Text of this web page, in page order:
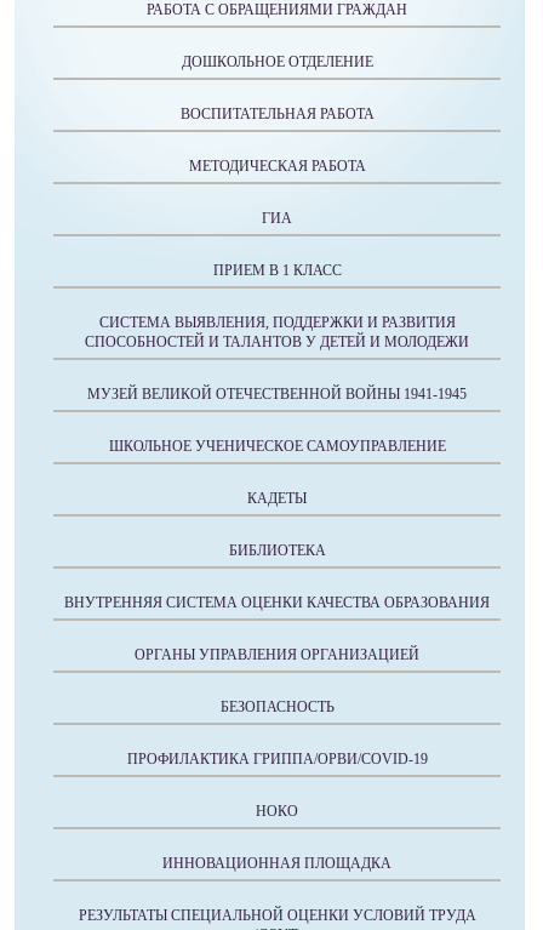
РАБОТА С ОБРАЩЕНИЯМИ ГРАЖДАН
ДОШКОЛЬНОЕ ОТДЕЛЕНИЕ
ВОСПИТАТЕЛЬНАЯ РАБОТА
МЕТОДИЧЕСКАЯ РАБОТА
ГИА
ПРИЕМ В 1 КЛАСС
СИСТЕМА ВЫЯВЛЕНИЯ, ПОДДЕРЖКИ И РАЗВИТИЯ
СПОСОБНОСТЕЙ И ТАЛАНТОВ У ДЕТЕЙ И МОЛОДЕЖИ
МУЗЕЙ ВЕЛИКОЙ ОТЕЧЕСТВЕННОЙ ВОЙНЫ 1941-1945
ШКОЛЬНОЕ УЧЕНИЧЕСКОЕ САМОУПРАВЛЕНИЕ
КАДЕТЫ
БИБЛИОТЕКА
ВНУТРЕННЯЯ СИСТЕМА ОЦЕНКИ КАЧЕСТВА ОБРАЗОВАНИЯ
ОРГАНЫ УПРАВЛЕНИЯ ОРГАНИЗАЦИЕЙ
БЕЗОПАСНОСТЬ
ПРОФИЛАКТИКА ГРИППА/ОРВИ/COVID-19
НОКО
ИННОВАЦИОННАЯ ПЛОЩАДКА
РЕЗУЛЬТАТЫ СПЕЦИАЛЬНОЙ ОЦЕНКИ УСЛОВИЙ ТРУДА